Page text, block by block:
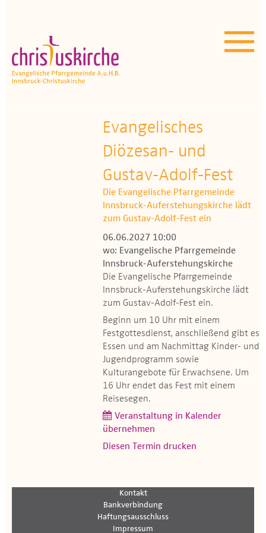
Unser Angebot
OEZ
Wissenswertes
Medien
Kontakt
Evangelisches
Diözesan- und
Gustav-Adolf-Fest
Die Evangelische Pfarrgemeinde
Innsbruck-Auferstehungskirche lädt
zum Gustav-Adolf-Fest ein
06.06.2027 10:00
wo: Evangelische Pfarrgemeinde
Innsbruck-Auferstehungskirche
Die Evangelische Pfarrgemeinde
Innsbruck-Auferstehungskirche lädt
zum Gustav-Adolf-Fest ein.
Beginn um 10 Uhr mit einem
Festgottesdienst, anschließend gibt es
Essen und am Nachmittag Kinder- und
Jugendprogramm sowie
Kulturangebote für Erwachsene. Um
16 Uhr endet das Fest mit einem
Reisesegen.
Veranstaltung in Kalender
übernehmen
Diesen Termin drucken
Kontakt
Bankverbindung
Haftungsausschluss
Impressum